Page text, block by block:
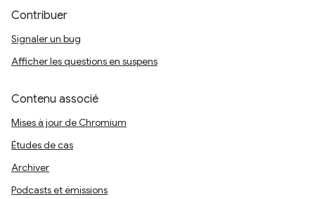
Contribuer
Signaler un bug
Afficher les questions en suspens
Contenu associé
Mises à jour de Chromium
Études de cas
Archiver
Podcasts et émissions